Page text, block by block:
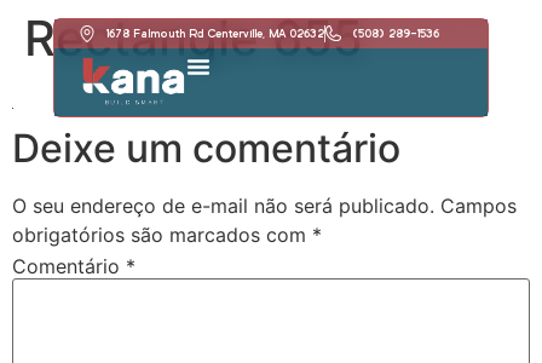
1678 Falmouth Rd Centerville, MA 02632 (508) 289-1536
Rectangle 655
Deixe um comentário
O seu endereço de e-mail não será publicado. Campos
obrigatórios são marcados com *
Comentário *